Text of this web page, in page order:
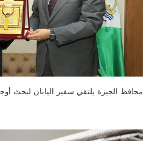
محافظ الجيزة يلتقي سفير اليابان لبحث